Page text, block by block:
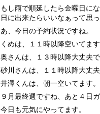
もし雨で順延したら金曜日に
日に出来たらいいなぁって思っ
あ、今日の予約状況ですね。
くめは、１１時以降空いてま
奥さんは、１３時以降大丈夫で
砂川さんは、１１時以降大丈夫
井澤くんは、朝一空いてます
９月最終週ですね、あと４日
今日も元気にやってます。